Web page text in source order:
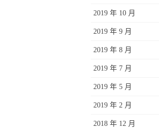
2019 年 10 月
2019 年 9 月
2019 年 8 月
2019 年 7 月
2019 年 5 月
2019 年 2 月
2018 年 12 月